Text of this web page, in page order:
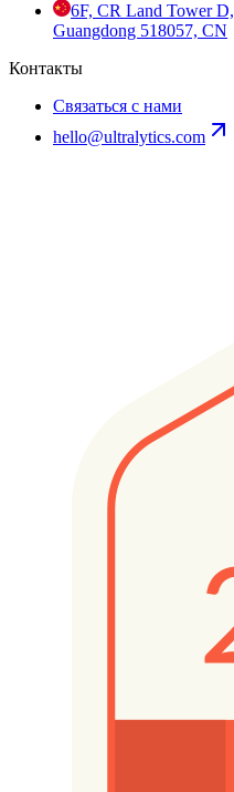
6F, CR Land Tower
Guangdong 518057, CN
Контакты
Связаться с нами
hello@ultralytics.com